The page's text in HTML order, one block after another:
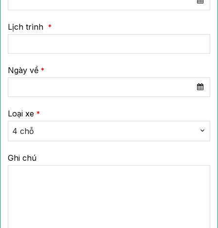
Lịch trình *
Ngày về *
Loại xe *
4 chỗ
Ghi chú